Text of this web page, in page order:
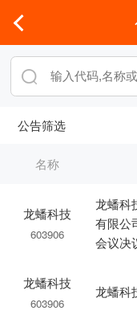
公告筛选
名称
龙蟠科技
603906
龙蟠科
有限公
会议决
龙蟠科技
603906
龙蟠科